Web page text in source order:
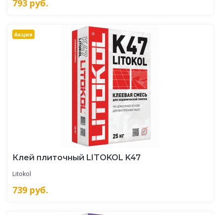
793 руб.
Акция
Клей плиточный LITOKOL K47
Litokol
739 руб.